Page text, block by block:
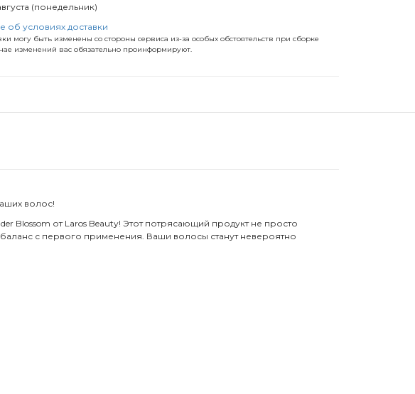
(понедельник)
об условиях доставки
могу быть изменены со стороны сервиса из-за особых обстоятельств при сборке
изменений вас обязательно проинформируют.
волос!
Blossom от Laros Beauty! Этот потрясающий продукт не просто
с первого применения. Ваши волосы станут невероятно